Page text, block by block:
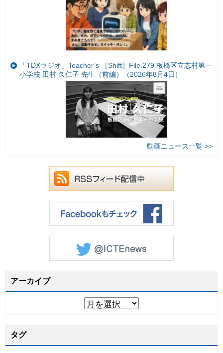
「TDXラジオ」Teacher’s ［Shift］File.279 板橋区立志村第一
小学校 田村 久仁子 先生（前編）（2026年8月4日）
動画ニュース一覧 >>
アーカイブ
タグ